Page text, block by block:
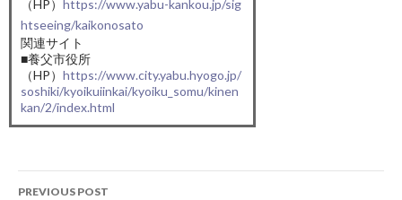
（HP） https://www.yabu-kankou.jp/sig
htseeing/kaikonosato
関連サイト
■養父市役所
（HP） https://www.city.yabu.hyogo.jp/
soshiki/kyoikuiinkai/kyoiku_somu/kinen
kan/2/index.html
Post
PREVIOUS POST